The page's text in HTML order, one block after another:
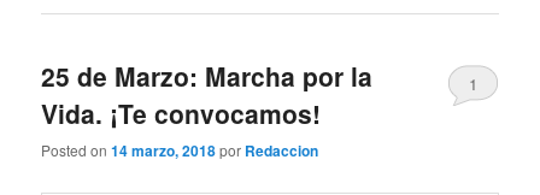
25 de Marzo: Marcha por la
Vida. ¡Te convocamos!
Posted on14 marzo, 2018por Redaccion
1